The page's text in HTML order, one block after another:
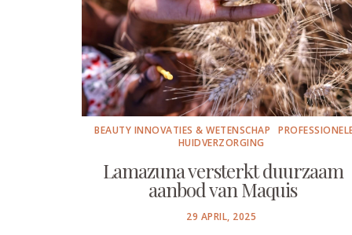
BEAUTY INNOVATIES & WETENSCHAP
HUIDVERZORGING
Lamazuna versterkt duurzaam
aanbod van Maquis
POSTED
29 APRIL, 2025